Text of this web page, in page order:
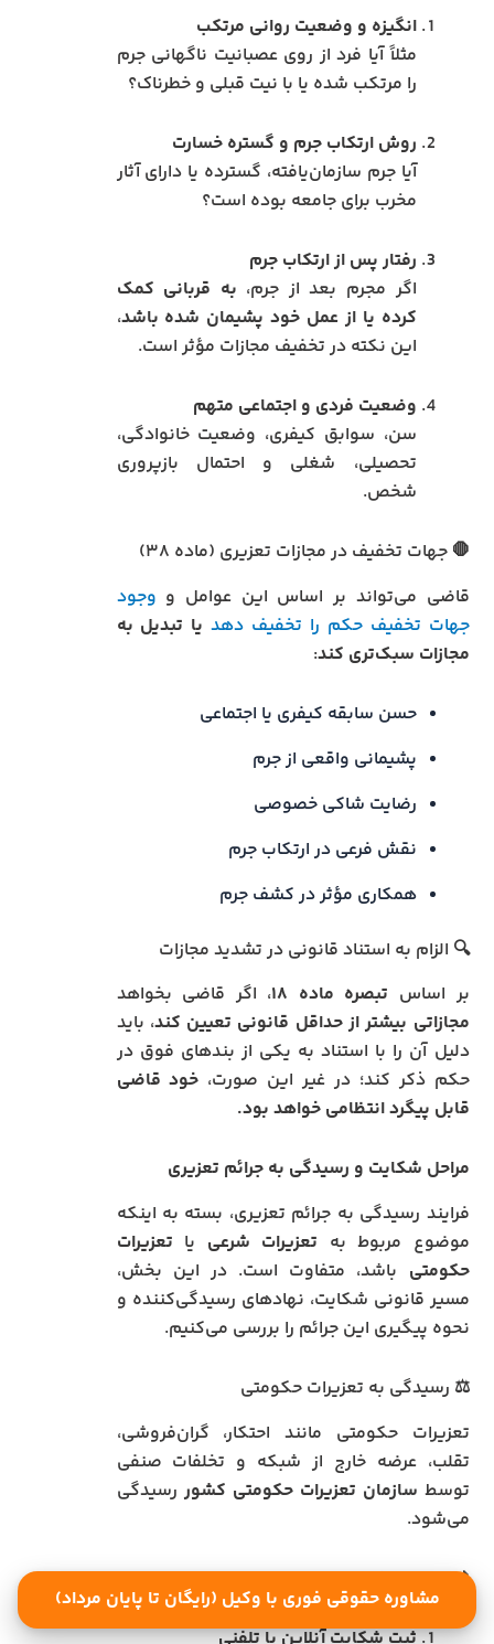
انگیزه و وضعیت روانی مرتکب
مثلاً آیا فرد از روی عصبانیت ناگهانی جرم
را مرتکب شده یا با نیت قبلی و خطرناک؟
روش ارتکاب جرم و گستره خسارت
آیا جرم سازمان‌یافته، گسترده یا دارای آثار
مخرب برای جامعه بوده است؟
رفتار پس از ارتکاب جرم
اگر مجرم بعد از جرم، به قربانی کمک
کرده یا از عمل خود پشیمان شده باشد،
این نکته در تخفیف مجازات مؤثر است.
وضعیت فردی و اجتماعی متهم
سن، سوابق کیفری، وضعیت خانوادگی،
تحصیلی، شغلی و احتمال بازپروری
شخص.
🛑 جهات تخفیف در مجازات تعزیری (ماده ۳۸)
قاضی می‌تواند بر اساس این عوامل و وجود
جهات تخفیف حکم را تخفیف دهدیا تبدیل به
مجازات سبک‌تری کند:
حسن سابقه کیفری یا اجتماعی
پشیمانی واقعی از جرم
رضایت شاکی خصوصی
نقش فرعی در ارتکاب جرم
همکاری مؤثر در کشف جرم
🔍 الزام به استناد قانونی در تشدید مجازات
بر اساس تبصره ماده ۱۸
، اگر قاضی بخواهد
مجازاتی بیشتر از حداقل قانونی تعیین کند، باید
دلیل آن را با استناد به یکی از بندهای فوق در
حکم ذکر کند؛ در غیر این صورت، خود قاضی
قابل پیگرد انتظامی خواهد بود.
مراحل شکایت و رسیدگی به جرائم تعزیری
فرایند رسیدگی به جرائم تعزیری، بسته به اینکه
موضوع مربوط به تعزیرات شرعی یا تعزیرات
حکومتی باشد، متفاوت است. در این بخش،
مسیر قانونی شکایت، نهادهای رسیدگی‌کننده و
نحوه پیگیری این جرائم را بررسی می‌کنیم.
⚖️ رسیدگی به تعزیرات حکومتی
تعزیرات حکومتی مانند احتکار، گران‌فروشی،
تقلب، عرضه خارج از شبکه و تخلفات صنفی
توسط سازمان تعزیرات حکومتی کشور رسیدگی
می‌شود.
📌مراحل شکایت:
مشاوره حقوقی فوری با وکیل (رایگان تا پایان مرداد)